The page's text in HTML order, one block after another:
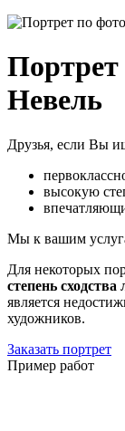
Портрет
Невель
Друзья, если Вы
высокую
Мы к вашим
Для некоторых
степень
является
художников.
Заказать портрет
Пример работ